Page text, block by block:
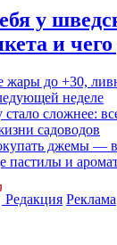
у
и
жары до +30,
неделе
стало сложнее:
садоводов
джемы —
пастилы и
Редакция Реклама